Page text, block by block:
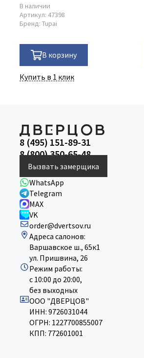
В наличии
Артикул: 47398
Бренд: Tupai
В корзину
Купить в 1 клик
8 (495) 151-89-31
8 (800) 350-65-48
Вызвать замерщика
WhatsApp
Telegram
MAX
VK
order@dvertsov.ru
Адреса салонов:
Варшавское ш., 65к1
ул. Пришвина, 26
Режим работы:
с 10:00 до 20:00,
без выходных
ООО "ДВЕРЦОВ"
ИНН: 9726031044
ОГРН: 1227700855007
КПП: 772601001